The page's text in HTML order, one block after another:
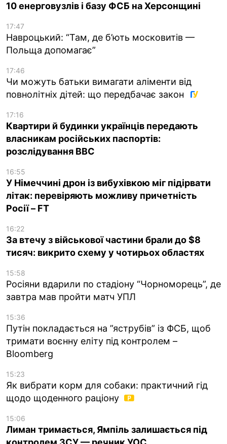
10 енерговузлів і базу ФСБ на Херсонщині
17:47
Навроцький: “Там, де б’ють московитів —
Польща допомагає”
17:46
Чи можуть батьки вимагати аліменти від
повнолітніх дітей: що передбачає закон
17:16
Квартири й будинки українців передають
власникам російських паспортів:
розслідування BBC
16:55
У Німеччині дрон із вибухівкою міг підірвати
літак: перевіряють можливу причетність
Росії – FT
16:22
За втечу з військової частини брали до $8
тисяч: викрито схему у чотирьох областях
15:58
Росіяни вдарили по стадіону “Чорноморець”, де
завтра мав пройти матч УПЛ
15:36
Путін покладається на ”яструбів” із ФСБ, щоб
тримати воєнну еліту під контролем –
Bloomberg
15:23
Як вибрати корм для собаки: практичний гід
щодо щоденного раціону
15:06
Лиман тримається, Ямпіль залишається під